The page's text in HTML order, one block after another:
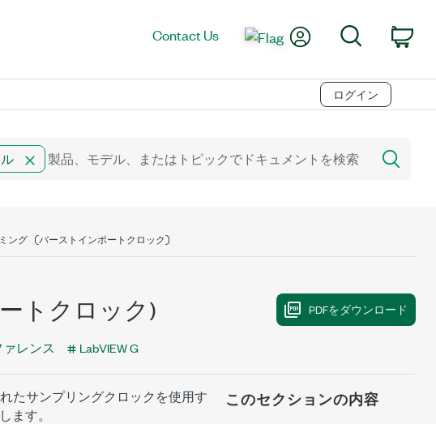
Contact Us My AccountSearch
ログイン
ミング (バーストインポートクロック)
トクロック)
ァレンス LabVIEW G
たサンプリングクロックを使用す
ます。
このセクションの内容